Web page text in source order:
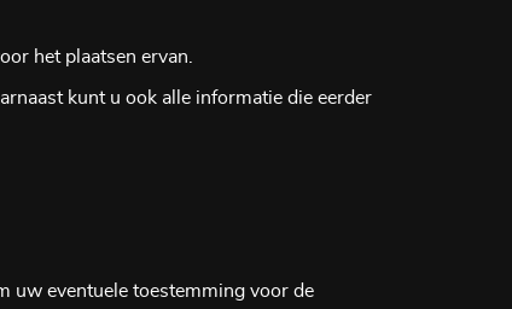
het plaatsen ervan.
kunt u ook alle informatie die eerder
uw eventuele toestemming voor de